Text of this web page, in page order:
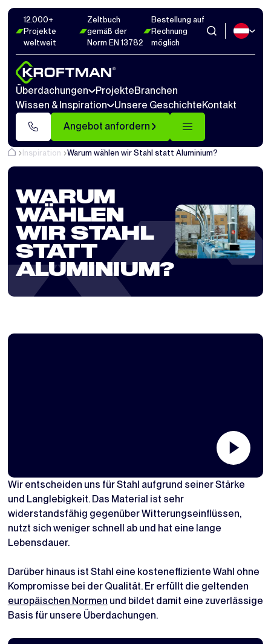
12.000+
Projekte
weltweit
Zeltbuch
gemäß der
Norm EN 13782
Bestellung auf
Rechnung
möglich
Überdachungen ProjekteBranchen
Wissen & Inspiration
Unsere GeschichteKontakt
Angebot anfordern
Inspiration Warum wählen wir Stahl statt Aluminium?
WARUM
WÄHLEN
WIR STAHL
STATT
ALUMINIUM?
Wir entscheiden uns für Stahl aufgrund seiner Stärke
und Langlebigkeit. Das Material ist sehr
widerstandsfähig gegenüber Witterungseinflüssen,
nutzt sich weniger schnell ab und hat eine lange
Lebensdauer.
Darüber hinaus ist Stahl eine kosteneffiziente Wahl ohne
Kompromisse bei der Qualität. Er erfüllt die geltenden
europäischen Normen und bildet damit eine zuverlässige
Basis für unsere Überdachungen.